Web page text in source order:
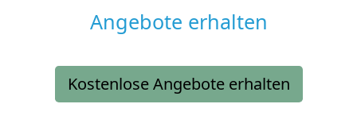
Angebote erhalten
Kostenlose Angebote erhalten